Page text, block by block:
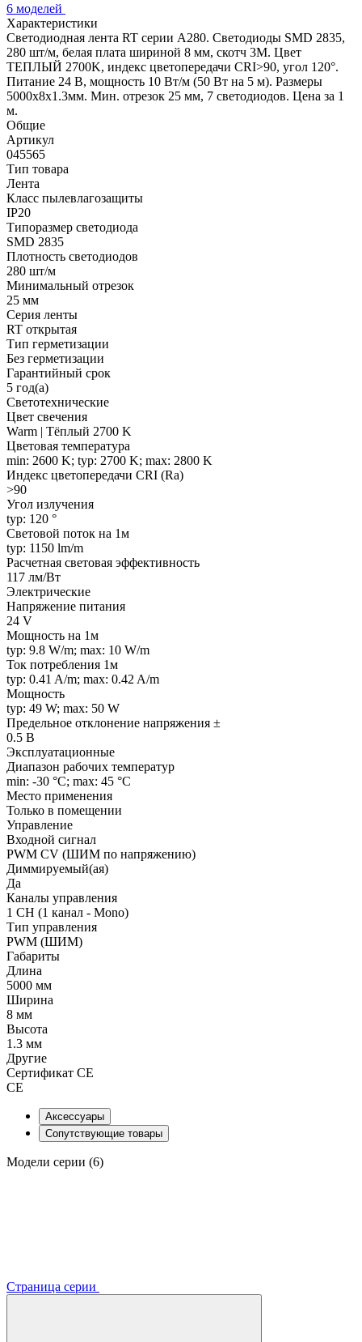
6 моделей
Характеристики
Светодиодная лента RT серии A280. Светодиоды SMD 2835,
280 шт/м, белая плата шириной 8 мм, скотч 3M. Цвет
ТЕПЛЫЙ 2700K, индекс цветопередачи CRI>90, угол 120°.
Питание 24 В, мощность 10 Вт/м (50 Вт на 5 м). Размеры
5000x8x1.3мм. Мин. отрезок 25 мм, 7 светодиодов. Цена за 1
м.
Общие
Артикул
045565
Тип товара
Лента
Класс пылевлагозащиты
IP20
Типоразмер светодиода
SMD 2835
Плотность светодиодов
280 шт/м
Минимальный отрезок
25 мм
Серия ленты
RT открытая
Тип герметизации
Без герметизации
Гарантийный срок
5 год(а)
Светотехнические
Цвет свечения
Warm | Тёплый 2700 K
Цветовая температура
min: 2600 K; typ: 2700 K; max: 2800 K
Индекс цветопередачи CRI (Ra)
>90
Угол излучения
typ: 120 °
Световой поток на 1м
typ: 1150 lm/m
Расчетная световая эффективность
117 лм/Вт
Электрические
Напряжение питания
24 V
Мощность на 1м
typ: 9.8 W/m; max: 10 W/m
Ток потребления 1м
typ: 0.41 A/m; max: 0.42 A/m
Мощность
typ: 49 W; max: 50 W
Предельное отклонение напряжения ±
0.5 В
Эксплуатационные
Диапазон рабочих температур
min: -30 °C; max: 45 °C
Место применения
Только в помещении
Управление
Входной сигнал
PWM СV (ШИМ по напряжению)
Диммируемый(ая)
Да
Каналы управления
1 CH (1 канал - Mono)
Тип управления
PWM (ШИМ)
Габариты
Длина
5000 мм
Ширина
8 мм
Высота
1.3 мм
Другие
Сертификат CE
CE
Аксессуары
Сопутствующие товары
Модели серии (6)
Страница серии